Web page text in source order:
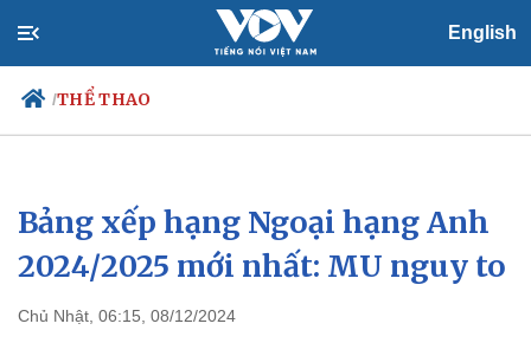
English
/THỂ THAO
Chính trị
Đảng
Tổ chức nhân sự
Nhận diện sự thật
Xã hội
Tin 24h
Dự báo thời tiết
Bảng xếp hạng Ngoại hạng Anh
2024/2025 mới nhất: MU nguy to
Chủ Nhật, 06:15, 08/12/2024